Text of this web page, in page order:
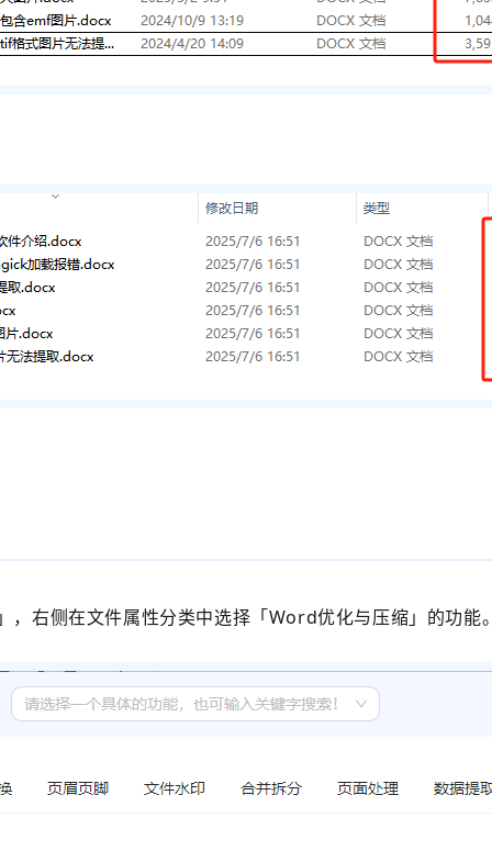
，右侧在文件属性分类中选择 「Word优化与压缩」的功能